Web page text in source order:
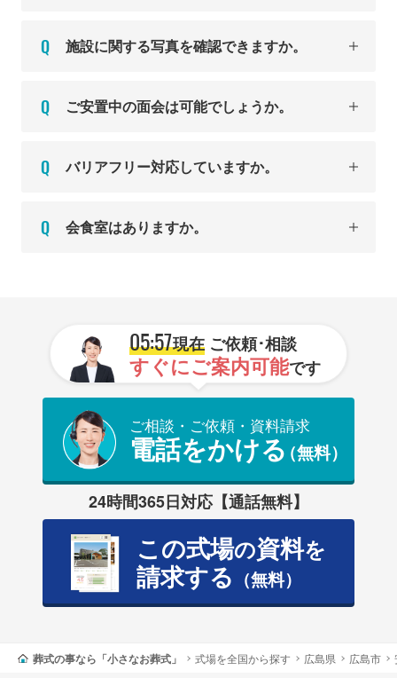
施設に関する写真を確認できますか。
ご安置中の面会は可能でしょうか。
バリアフリー対応していますか。
会食室はありますか。
05:57現在ご依頼･相談
すぐにご案内可能です
ご相談・ご依頼・資料請求
電話をかける（無料）
24時間365日対応【通話無料】
この式場の資料を
請求する （無料）
葬式の事なら「小さなお葬式」 式場を全国から探す 広島県 広島市